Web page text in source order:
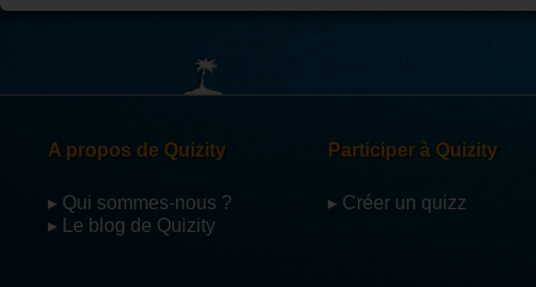
A propos de Quizity
▸ Qui sommes-nous ?
▸ Le blog de Quizity
Participer à Quizity
▸ Créer un quizz